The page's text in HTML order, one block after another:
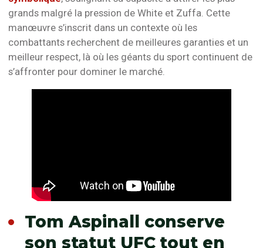
grands malgré la pression de White et Zuffa. Cette
manœuvre s’inscrit dans un contexte où les
combattants recherchent de meilleures garanties et un
meilleur respect, là où les géants du sport continuent de
s’affronter pour dominer le marché.
Tom Aspinall conserve
son statut UFC tout en